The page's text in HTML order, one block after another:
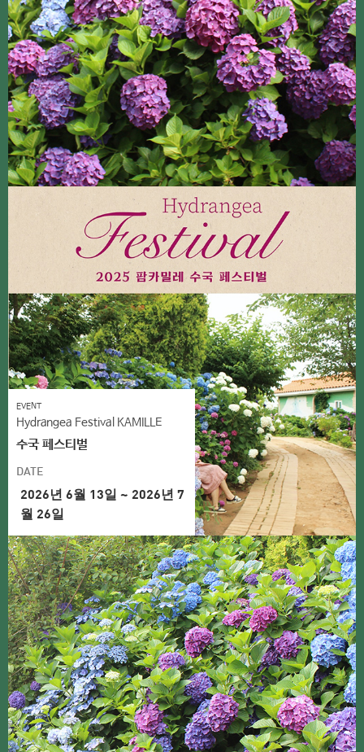
EVENT
Hydrangea Festival KAMILLE
수국 페스티벌
DATE
2026년 6월 13일 ~ 2026년 7
월 26일